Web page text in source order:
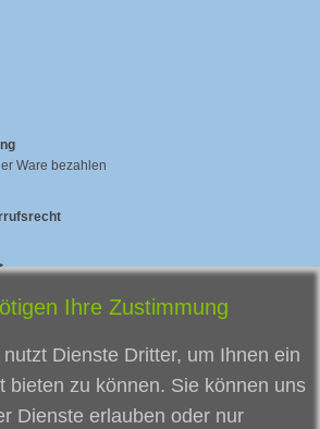
Ware bezahlen
bisherigen Kunden
Ihre Zustimmung
Dienste Dritter, um Ihnen ein
bieten zu können. Sie können uns
Dienste erlauben oder nur